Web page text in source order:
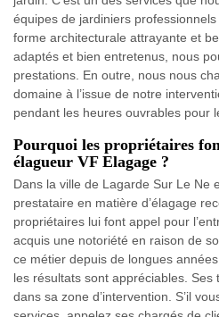
équipes de jardiniers
forme architecturale attrayante et
adaptés et bien entretenus, nous
prestations. En outre, nous nous
domaine à l’issue de notre
pendant les heures ouvrables pour
Pourquoi les propriétaires
élagueur VF Elagage ?
Dans la ville de Lagarde Sur Le Ne
prestataire en matière d’élagage
propriétaires lui font appel pour
acquis une notoriété en raison de
ce métier depuis de longues
les résultats sont appréciables.
dans sa zone d’intervention. S’il